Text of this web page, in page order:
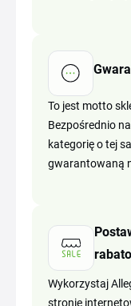
To jest motto
Bezpośrednio
kategorię o tej
gwarantowaną
Wykorzystaj
stronie